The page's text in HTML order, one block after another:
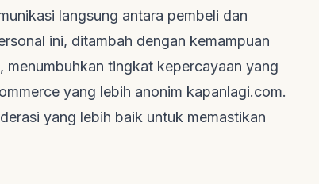
langsung antara pembeli dan
ini, ditambah dengan kemampuan
tingkat kepercayaan yang
yang lebih anonim kapanlagi.com.
yang lebih baik untuk memastikan